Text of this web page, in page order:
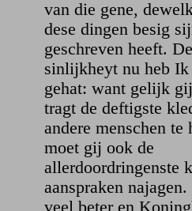
van die gene,
dese dingen besig
geschreven heeft.
sinlijkheyt nu heb
gehat: want gelijk
tragt de deftigste
andere menschen te
moet gij ook de
allerdoordringenste
aanspraken
veel beter en